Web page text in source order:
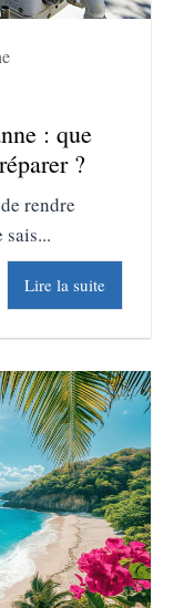
: que
?
rendre
sais...
Lire la suite